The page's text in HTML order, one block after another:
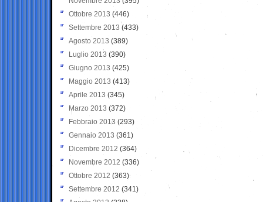
Ottobre 2013 (446)
Settembre 2013 (433)
Agosto 2013 (389)
Luglio 2013 (390)
Giugno 2013 (425)
Maggio 2013 (413)
Aprile 2013 (345)
Marzo 2013 (372)
Febbraio 2013 (293)
Gennaio 2013 (361)
Dicembre 2012 (364)
Novembre 2012 (336)
Ottobre 2012 (363)
Settembre 2012 (341)